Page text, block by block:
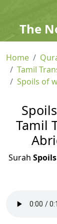
The
Home
Tamil
Spoils of
Tamil
Surah